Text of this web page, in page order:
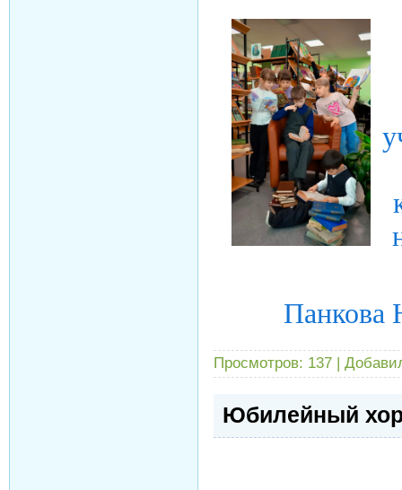
Панкова
Просмотров: 137 |
Юбилейный